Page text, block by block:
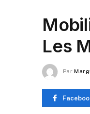
Les
Par